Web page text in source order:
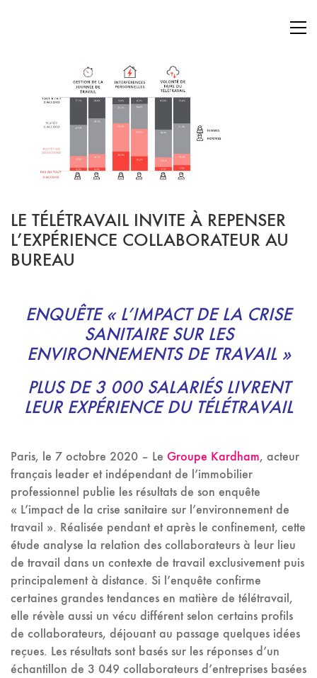
LE TÉLÉTRAVAIL INVITE À REPENSER
L’EXPÉRIENCE COLLABORATEUR AU
BUREAU
ENQUÊTE « L’IMPACT DE LA CRISE
SANITAIRE SUR LES
ENVIRONNEMENTS DE TRAVAIL »
PLUS DE 3 000 SALARIÉS LIVRENT
LEUR EXPÉRIENCE DU TÉLÉTRAVAIL
Paris, le 7 octobre 2020 – Le Groupe Kardham, acteur
français leader et indépendant de l’immobilier
professionnel publie les résultats de son enquête
« L’impact de la crise sanitaire sur l’environnement de
travail ». Réalisée pendant et après le confinement, cette
étude analyse la relation des collaborateurs à leur lieu
de travail dans un contexte de travail exclusivement puis
principalement à distance. Si l’enquête confirme
certaines grandes tendances en matière de télétravail,
elle révèle aussi un vécu différent selon certains profils
de collaborateurs, déjouant au passage quelques idées
reçues. Les résultats sont basés sur les réponses d’un
échantillon de 3 049 collaborateurs d’entreprises basées